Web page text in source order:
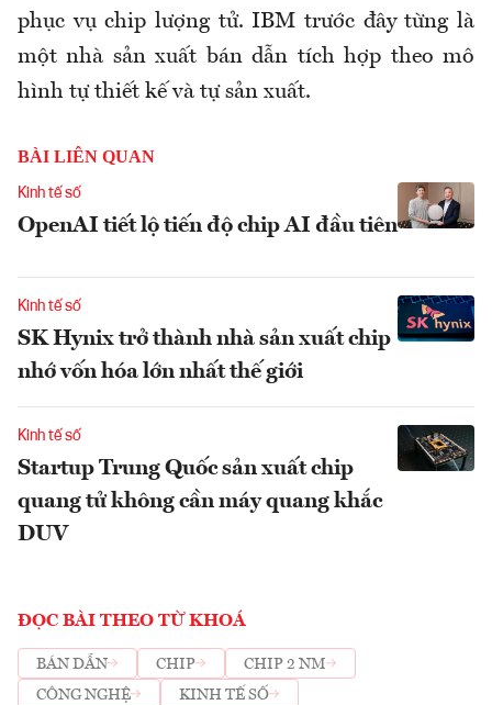
phục vụ chip lượng tử. IBM trước đây từng là
một nhà sản xuất bán dẫn tích hợp theo mô
hình tự thiết kế và tự sản xuất.
BÀI LIÊN QUAN
Kinh tế số
OpenAI tiết lộ tiến độ chip AI đầu tiên
Kinh tế số
SK Hynix trở thành nhà sản xuất chip
nhớ vốn hóa lớn nhất thế giới
Kinh tế số
Startup Trung Quốc sản xuất chip
quang tử không cần máy quang khắc
DUV
ĐỌC BÀI THEO TỪ KHOÁ
BÁN DẪN CHIP
CHIP 2 NM
CÔNG NGHỆ
KINH TẾ SỐ